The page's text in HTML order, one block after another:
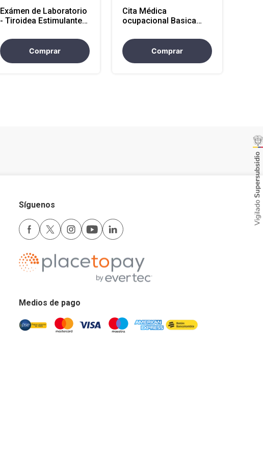
Exámen de Laboratorio
- Tiroidea Estimulante
Antioquia)
Comprar
Cita Médica
ocupacional Basica
Optometria (Atencion
Nacional)Comprar
Síguenos
Medios de pago